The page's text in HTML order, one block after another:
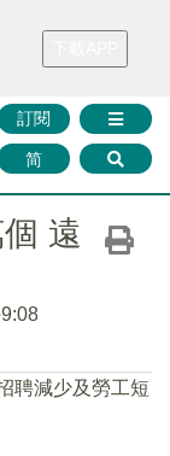
華證券 媒體矩陣
訂閱
简
遠
聘減少及勞工短